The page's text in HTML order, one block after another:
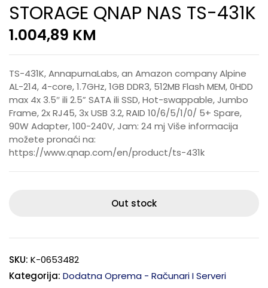
STORAGE QNAP NAS TS-431K
1.004,89 KM
TS-431K, AnnapurnaLabs, an Amazon company Alpine
AL-214, 4-core, 1.7GHz, 1GB DDR3, 512MB Flash MEM, 0HDD
max 4x 3.5″ ili 2.5” SATA ili SSD, Hot-swappable, Jumbo
Frame, 2x RJ45, 3x USB 3.2, RAID 10/6/5/1/0/ 5+ Spare,
90W Adapter, 100-240V, Jam: 24 mj Više informacija
možete pronaći na:
https://www.qnap.com/en/product/ts-431k
Out stock
SKU: K-0653482
Kategorija: Dodatna Oprema - Računari I Serveri